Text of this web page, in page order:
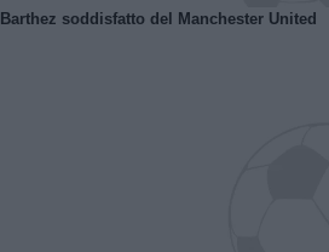
Barthez soddisfatto del Manchester United